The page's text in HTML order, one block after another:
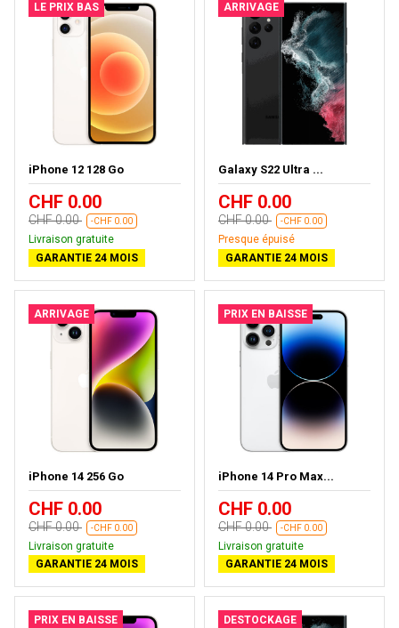
LE PRIX BAS
iPhone 12 128 Go
CHF 0.00
CHF 0.00 -CHF 0.00
Livraison gratuite
GARANTIE 24 MOIS
ARRIVAGE
Galaxy S22 Ultra ...
CHF 0.00
CHF 0.00 -CHF 0.00
Presque épuisé
GARANTIE 24 MOIS
ARRIVAGE
iPhone 14 256 Go
CHF 0.00
CHF 0.00 -CHF 0.00
Livraison gratuite
GARANTIE 24 MOIS
PRIX EN BAISSE
iPhone 14 Pro Max...
CHF 0.00
CHF 0.00 -CHF 0.00
Livraison gratuite
GARANTIE 24 MOIS
PRIX EN BAISSE DESTOCKAGE